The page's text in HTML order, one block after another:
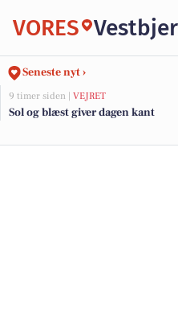
VORES
Seneste nyt ›
9 timer siden | VEJRET
Sol og blæst giver dagen kant